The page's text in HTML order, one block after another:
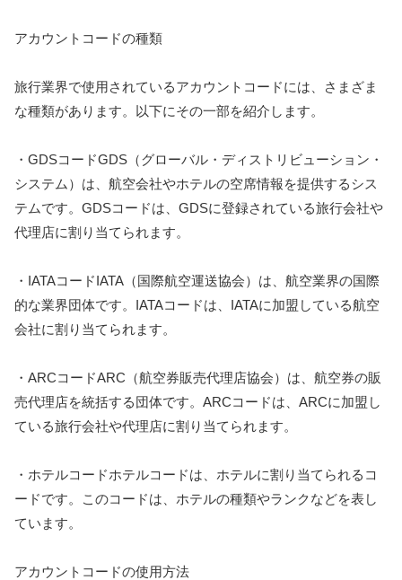
アカウントコードの種類
旅行業界で使用されているアカウントコードには、さまざま
な種類があります。以下にその一部を紹介します。
・GDSコードGDS（グローバル・ディストリビューション・
システム）は、航空会社やホテルの空席情報を提供するシス
テムです。GDSコードは、GDSに登録されている旅行会社や
代理店に割り当てられます。
・IATAコードIATA（国際航空運送協会）は、航空業界の国際
的な業界団体です。IATAコードは、IATAに加盟している航空
会社に割り当てられます。
・ARCコードARC（航空券販売代理店協会）は、航空券の販
売代理店を統括する団体です。ARCコードは、ARCに加盟し
ている旅行会社や代理店に割り当てられます。
・ホテルコードホテルコードは、ホテルに割り当てられるコ
ードです。このコードは、ホテルの種類やランクなどを表し
ています。
アカウントコードの使用方法